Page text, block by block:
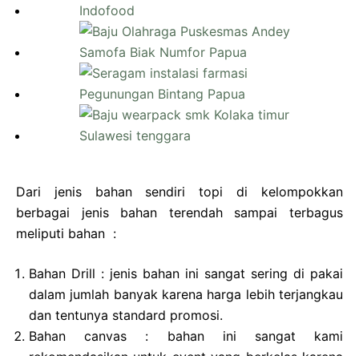
Dari jenis bahan sendiri topi di kelompokkan
berbagai jenis bahan terendah sampai terbagus
meliputi bahan :
Bahan Drill : jenis bahan ini sangat sering di pakai
dalam jumlah banyak karena harga lebih terjangkau
dan tentunya standard promosi.
Bahan canvas : bahan ini sangat kami